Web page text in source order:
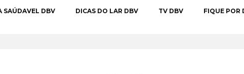
SAÚDAVEL DBV DICAS DO LAR DBV TV DBV FIQUE POR